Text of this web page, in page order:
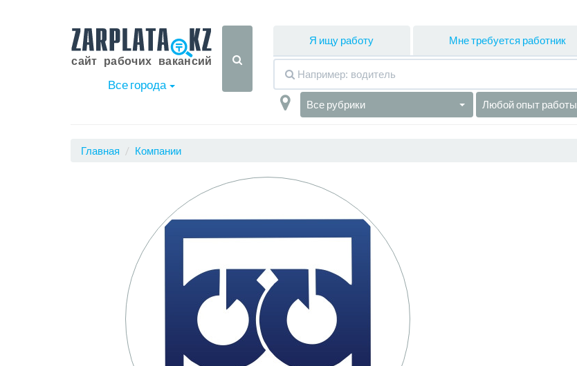
Все города
Я ищу работу Мне требуется работник
Все рубрики Любой опыт работы
Главная Компании